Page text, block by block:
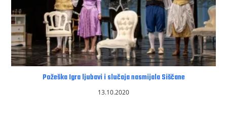
Požeška Igra ljubavi i slučaja nasmijala Siščane
13.10.2020